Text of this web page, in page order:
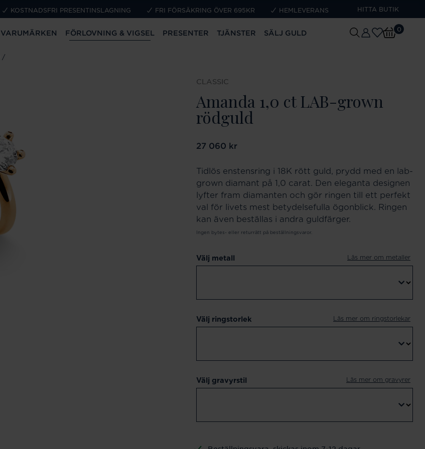
KOSTNADSFRI PRESENTINSLAGNING FRI FÖRSÄKRING ÖVER 695KR HEMLEVERANS HITTA BUTIK
VARUMÄRKEN FÖRLOVNING & VIGSEL PRESENTER TJÄNSTER SÄLJ GULD 0
CLASSIC
Amanda 1,0 ct LAB-grown
rödguld
Pris:27 060 kr
27 060 kr
Tidlös enstensring i 18K rött guld, prydd med en lab-
grown diamant på 1,0 carat. Den eleganta designen
lyfter fram diamanten och gör ringen till ett perfekt
val för livets mest betydelsefulla ögonblick. Ringen
kan även beställas i andra guldfärger.
Ingen bytes- eller returrätt på beställningsvaror.
Välj metall Läs mer om metaller
Välj ringstorlek Läs mer om ringstorlekar
Välj gravyrstil Läs mer om gravyrer